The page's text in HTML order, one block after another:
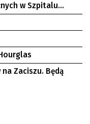
w Szpitalu
Regionu NSZZ
Zaciszu. Będą